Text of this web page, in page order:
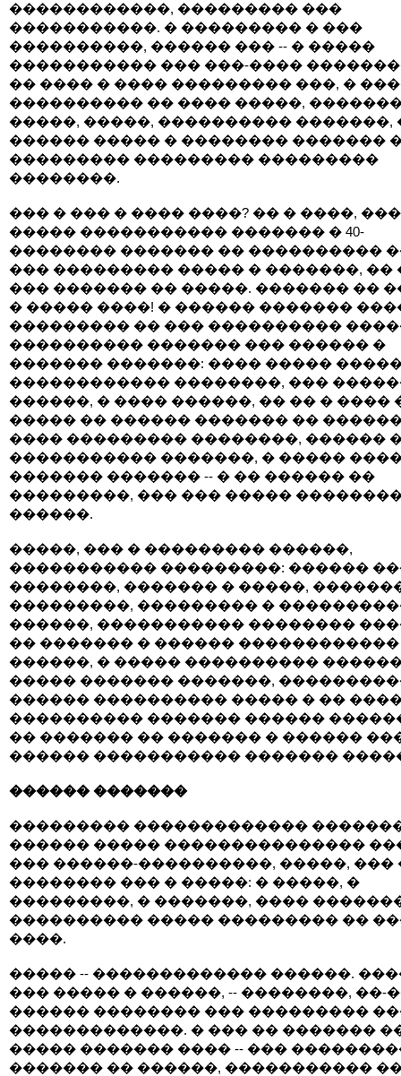
������������, ��������� ���
�����������. � ��������� � ���
����������, ������ ��� -- � �����
����������� ��� ���-����
�� ���� � ���� ��������� ���, �
���������� �� ���� �����,
�����, �����, ���������� �������,
������ ����� � �������� �������
��������� ��������� ���������
��������.
��� � ��� � ���� ����? �� � ����, ���
����� ����������� ������� � 40-
�������� ������� �� ����������
��� ��������� ����� � �������, ��
��� ������� �� �����. ������� ��
� ����� ����! � ������ �������
��������� �� ��� ����������
���������� ������� ��� ������ �
������� �������: ���� �����
������������ ��������, ���
������, � ���� ������, �� �� � ����
����� �� ������ ������� ��
���� ��������� ��������, ������
����������� �������, � �����
������� ������� -- � �� ������ ��
���������, ��� ��� �����
������.
�����, ��� � ��������� ������,
����������� ���������: ������
��������, ������� � �����,
���������, ��������� �
������, ����������� ��������
�� ������� � ������ ������������
������, � ����� ����������
����� ������� �������,
������ ���������� ����� � ��
���������� ������� ������
�� ������� �� ������� � ������
������ ����������� �������
������ �������
��������� �������������
������ ����� ���������������
��� ������-����������, �����, ���
�������� ��� � �����: � �����, �
���������, � �������, ����
���������� ����� ��������� ��
����.
����� -- ������������� ������.
��� ����� � ������, -- ��������, ��-
������ �������� ��� ���������
�������������. � ��� �� �������
����� ������� ���� -- ���
������� �� ������, �����������